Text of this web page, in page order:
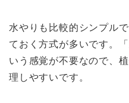
水やりも比較的シンプル
ておく方式が多いです。
いう感覚が不要なので、
理しやすいです。